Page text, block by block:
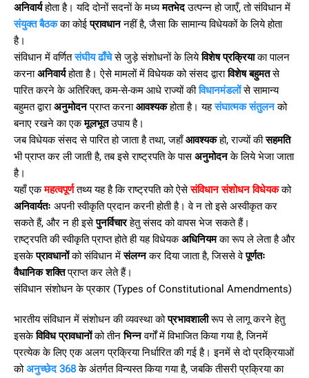
अनिवार्यहोता है। यदि दोनों सदनों के मध्यमतभेदउत्पन्न हो जाएँ, तो संविधान में
संयुक्त बैठकका कोईप्रावधाननहीं है, जैसा कि सामान्य विधेयकों के लिये होता
है।
संविधान में वर्णितसंघीय ढाँचेसे जुड़े संशोधनों के लियेविशेष प्रक्रियाका पालन
करनाअनिवार्यहोता है। ऐसे मामलों में विधेयक को संसद द्वाराविशेष बहुमतसे
पारित करने के अतिरिक्त, कम-से-कम आधे राज्यों कीविधानमंडलोंसे सामान्य
बहुमत द्वाराअनुमोदनप्राप्त करनाआवश्यकहोता है। यहसंघात्मक संतुलनको
बनाए रखने का एकमूलभूतउपाय है।
जब विधेयक संसद से पारित हो जाता है तथा, जहाँआवश्यकहो, राज्यों कीसहमति
भी प्राप्त कर ली जाती है, तब इसे राष्ट्रपति के पासअनुमोदनके लिये भेजा जाता
है।
यहाँ एकमहत्वपूर्णतथ्य यह है कि राष्ट्रपति को ऐसेसंविधान संशोधन विधेयकको
अनिवार्यतः अपनी स्वीकृति प्रदान करनी होती है। वे न तो इसे अस्वीकृत कर
सकते हैं, और न ही इसेपुनर्विचारहेतु संसद को वापस भेज सकते हैं।
राष्ट्रपति की स्वीकृति प्राप्त होते ही यह विधेयकअधिनियमका रूप ले लेता है और
इसकेप्रावधानोंको संविधान मेंसंलग्नकर दिया जाता है, जिससे वेपूर्णतः
वैधानिक शक्तिप्राप्त कर लेते हैं।
संविधान संशोधन के प्रकार (Types of Constitutional Amendments)
भारतीय संविधान में संशोधन की व्यवस्था कोप्रभावशालीरूप से लागू करने हेतु
इसकेविविध प्रावधानोंको तीनभिन्नवर्गों में विभाजित किया गया है, जिनमें
प्रत्येक के लिए एक अलग प्रक्रिया निर्धारित की गई है। इनमें से दो प्रक्रियाओं
कोअनुच्छेद 368के अंतर्गत विन्यस्त किया गया है, जबकि तीसरी प्रक्रिया का